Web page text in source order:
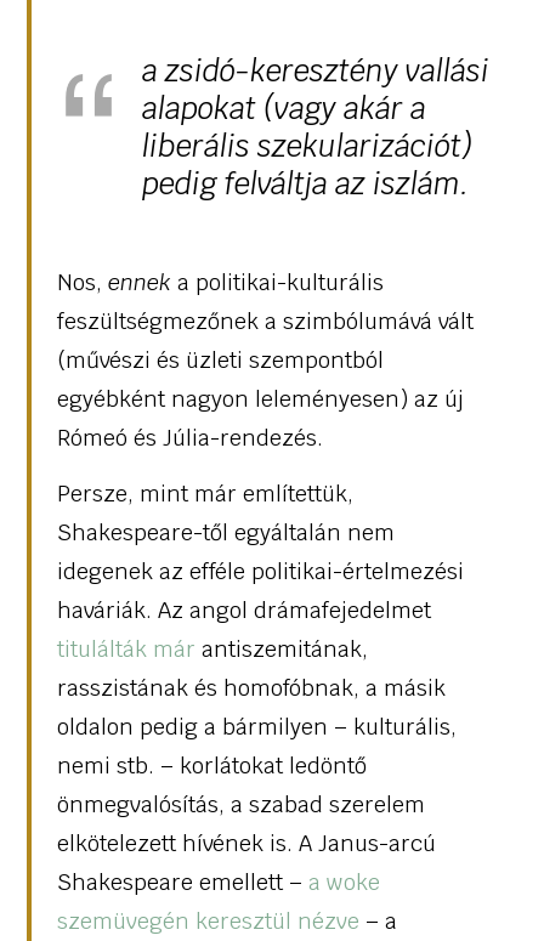
a zsidó-keresztény vallási
alapokat (vagy akár a
liberális szekularizációt)
pedig felváltja az iszlám.
Nos, ennek a politikai-kulturális
feszültségmezőnek a szimbólumává vált
(művészi és üzleti szempontból
egyébként nagyon leleményesen) az új
Rómeó és Júlia-rendezés.
Persze, mint már említettük,
Shakespeare-től egyáltalán nem
idegenek az efféle politikai-értelmezési
haváriák. Az angol drámafejedelmet
titulálták már antiszemitának,
rasszistának és homofóbnak, a másik
oldalon pedig a bármilyen – kulturális,
nemi stb. – korlátokat ledöntő
önmegvalósítás, a szabad szerelem
elkötelezett hívének is. A Janus-arcú
Shakespeare emellett – a woke
szemüvegén keresztül nézve – a